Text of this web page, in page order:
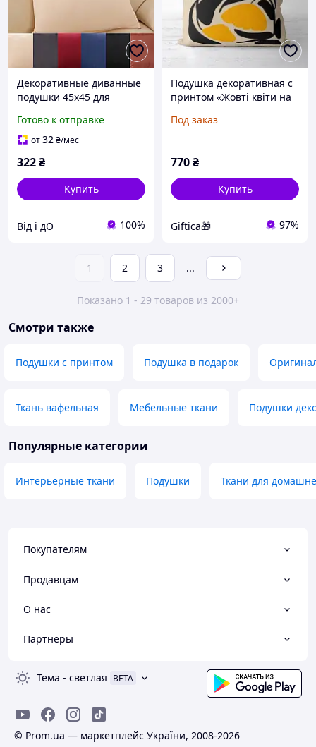
Декоративные диванные
подушки 45х45 для
наволочки 45 на 45
универсальные Бежевый
Готово к отправке
от32₴/мес
322₴
Купить
Від і дО 100%
Подушка декоративная с
принтом «Жовті квіти на
ткань Soft, для дивана,
Под заказ
770₴
Купить
Giftica🎁 97%
1 2 3 ...
Показано 1 - 29 товаров из 2000+
Смотри также
Подушки с принтом Подушка в подарок
Ткань вафельная Мебельные ткани Подушки
Популярные категории
Интерьерные ткани Подушки Ткани для
Покупателям
Продавцам
О нас
Партнеры
Тема - светлая BETA
© Prom.ua — маркетплейс України, 2008-2026